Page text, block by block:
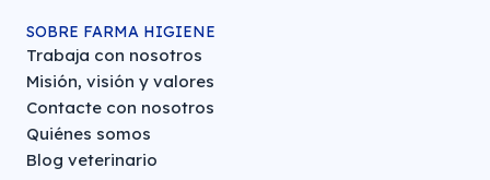
SOBRE FARMA HIGIENE
Trabaja con nosotros
Misión, visión y valores
Contacte con nosotros
Quiénes somos
Blog veterinario